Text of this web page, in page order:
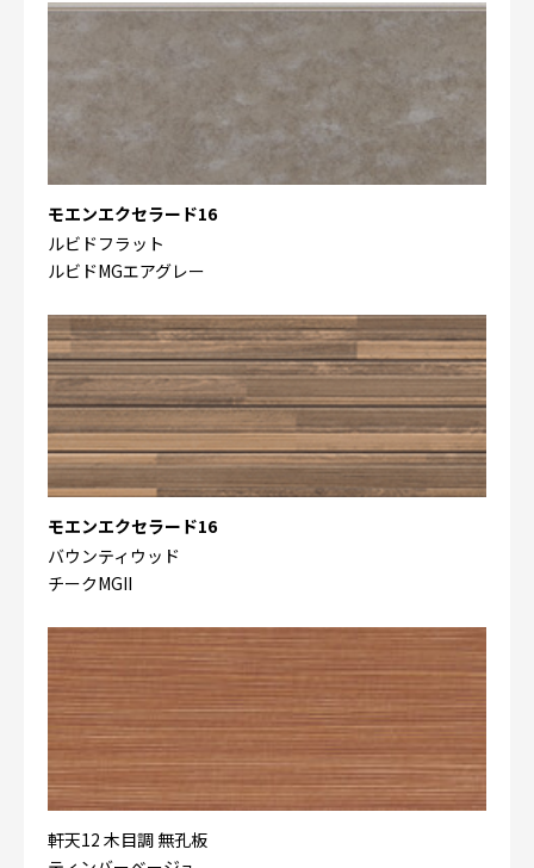
モエンエクセラード16
ルビドフラット
ルビドMGエアグレー
モエンエクセラード16
バウンティウッド
チークMGII
軒天12 木目調 無孔板